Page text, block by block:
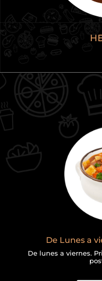
De Lunes a
De lunes a viernes.